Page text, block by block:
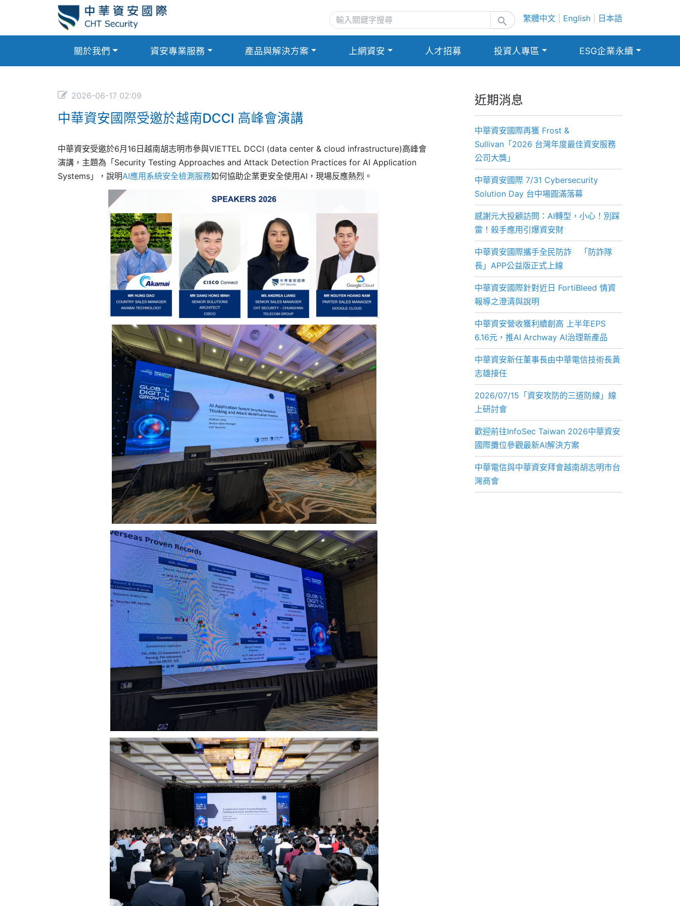
search 繁體中文 English 日本語
關於我們 資安專業服務 產品與解決方案 上網資安 人才招募 投資人專區 ESG企業永續
2026-06-17 02:09
中華資安國際受邀於越南DCCI 高峰會演講
中華資安受邀於6月16日越南胡志明市參與VIETTEL DCCI (data center & cloud infrastructure)高峰會
演講，主題為「Security Testing Approaches and Attack Detection Practices for AI Application
Systems」，說明AI應用系統安全檢測服務如何協助企業更安全使用AI，現場反應熱烈。
近期消息
中華資安國際再獲 Frost &
Sullivan「2026 台灣年度最佳資安服務
公司大獎」
中華資安國際 7/31 Cybersecurity
Solution Day 台中場圓滿落幕
感謝元大投顧訪問：AI轉型，小心！別踩
雷！殺手應用引爆資安財
中華資安國際攜手全民防詐 「防詐隊
長」APP公益版正式上線
中華資安國際針對近日 FortiBleed 情資
報導之澄清與說明
中華資安營收獲利續創高 上半年EPS
6.16元，推AI Archway AI治理新產品
中華資安新任董事長由中華電信技術長黃
志雄接任
2026/07/15「資安攻防的三道防線」線
上研討會
歡迎前往InfoSec Taiwan 2026中華資安
國際攤位參觀最新AI解決方案
中華電信與中華資安拜會越南胡志明市台
灣商會